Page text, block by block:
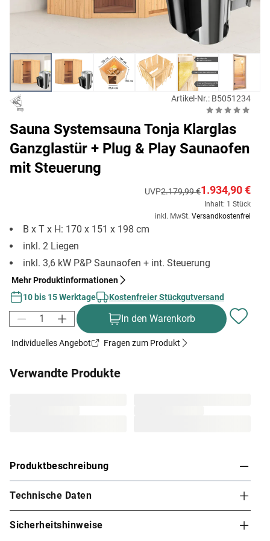
Artikel-Nr.: B5051234
Sauna Systemsauna Tonja Klarglas
Ganzglastür + Plug & Play Saunaofen
mit Steuerung
UVP2.179,99 €1.934,90 €
Inhalt: 1 Stück
inkl. MwSt. Versandkostenfrei
B x T x H: 170 x 151 x 198 cm
inkl. 2 Liegen
inkl. 3,6 kW P&P Saunaofen + int. Steuerung
Mehr Produktinformationen
10 bis 15 Werktage
Kostenfreier Stückgutversand
In den Warenkorb
Individuelles Angebot Fragen zum Produkt
Verwandte Produkte
Produktbeschreibung
Karibu Innensauna Tonja in Systembauweise für
1-2 Personen
Dieses Saunamodell – eine System- bzw. Elementsauna
Technische Daten
Sicherheitshinweise